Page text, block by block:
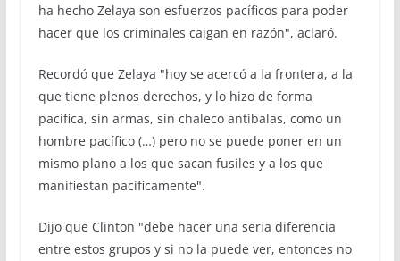
ha hecho Zelaya son esfuerzos pacíficos para poder
hacer que los criminales caigan en razón", aclaró.
Recordó que Zelaya "hoy se acercó a la frontera, a la
que tiene plenos derechos, y lo hizo de forma
pacífica, sin armas, sin chaleco antibalas, como un
hombre pacífico (…) pero no se puede poner en un
mismo plano a los que sacan fusiles y a los que
manifiestan pacíficamente".
Dijo que Clinton "debe hacer una seria diferencia
entre estos grupos y si no la puede ver, entonces no